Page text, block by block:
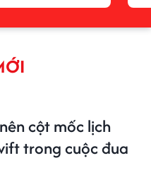
cột mốc lịch
trong cuộc đua